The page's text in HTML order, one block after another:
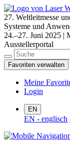
27. Weltleitmesse
Systeme und
24.–27. Juni 2025 |
Ausstellerportal
Favoriten verwalten
Meine
Login
EN
EN - englisch